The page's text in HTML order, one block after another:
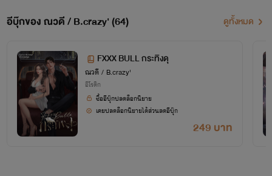
อีบุ๊กของ ณวดี / B.crazy' (64) ดูทั้งหมด
FXXX BULL กระทิงดุ
ณวดี / B.crazy'
อีโรติก
249 บาท
ซื้ออีบุ๊กปลดล็อกนิยาย
เคยปลดล็อกนิยายได้ส่วนลดอีบุ๊ก